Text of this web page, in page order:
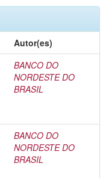
Autor(es)
BANCO DO
NORDESTE DO
BRASIL
BANCO DO
NORDESTE DO
BRASIL